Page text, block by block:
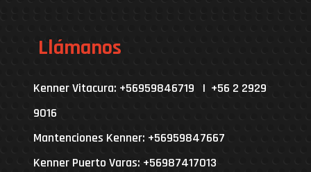
Llámanos
Kenner Vitacura: +56959846719 | +56 2 2929
9016
Mantenciones Kenner: +56959847667
Kenner Puerto Varas: +56987417013